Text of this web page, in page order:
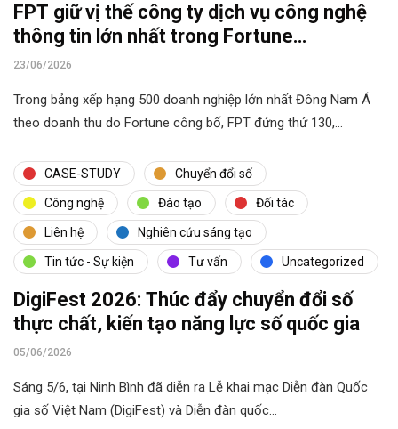
FPT giữ vị thế công ty dịch vụ công nghệ
thông tin lớn nhất trong Fortune
Southeast Asia 500
23/06/2026
Trong bảng xếp hạng 500 doanh nghiệp lớn nhất Đông Nam Á
theo doanh thu do Fortune công bố, FPT đứng thứ 130,…
CASE-STUDY Chuyển đổi số
Công nghệ Đào tạo Đối tác
Liên hệ Nghiên cứu sáng tạo
Tin tức - Sự kiện Tư vấn Uncategorized
DigiFest 2026: Thúc đẩy chuyển đổi số
thực chất, kiến tạo năng lực số quốc gia
05/06/2026
Sáng 5/6, tại Ninh Bình đã diễn ra Lễ khai mạc Diễn đàn Quốc
gia số Việt Nam (DigiFest) và Diễn đàn quốc…